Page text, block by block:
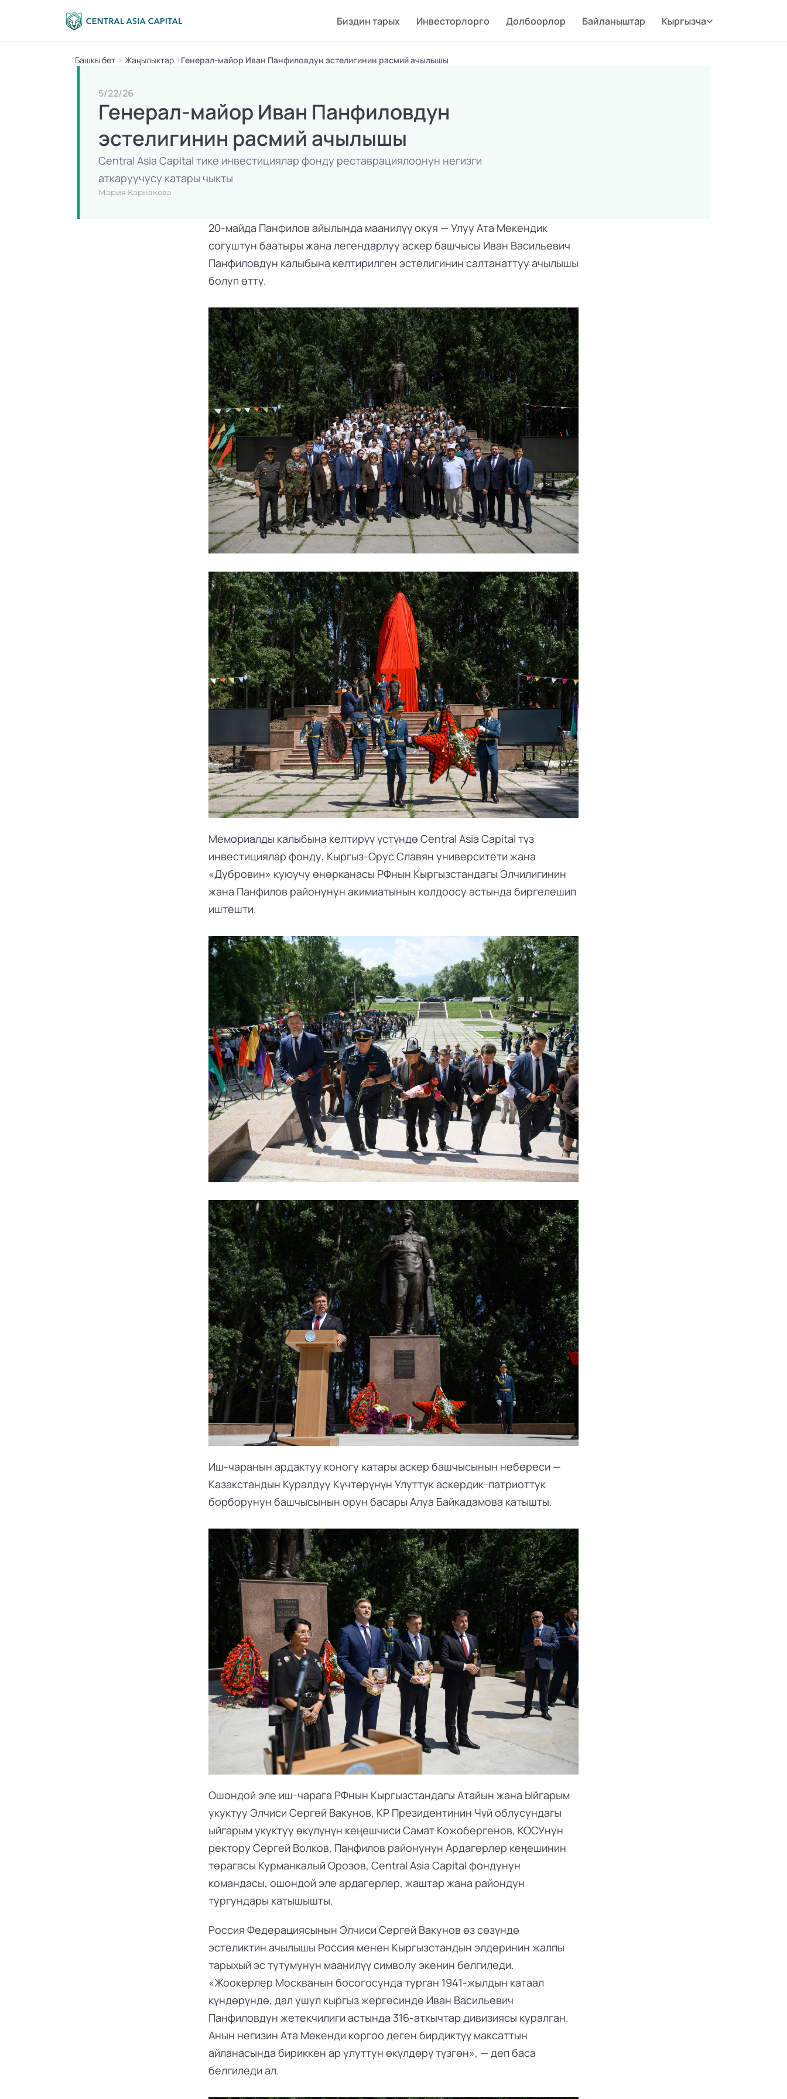
Биздин тарых Инвесторлорго Долбоорлор Байланыштар Кыргызча
Башкы бет Жаңылыктар Генерал-майор Иван Панфиловдун эстелигинин расмий ачылышы
5/22/26
Генерал-майор Иван Панфиловдун
эстелигинин расмий ачылышы
Central Asia Capital тике инвестициялар фонду реставрациялоонун негизги
аткаруучусу катары чыкты
Мария Карнакова
20-майда Панфилов айылында маанилүү окуя — Улуу Ата Мекендик
согуштун баатыры жана легендарлуу аскер башчысы Иван Васильевич
Панфиловдун калыбына келтирилген эстелигинин салтанаттуу ачылышы
болуп өттү.
Мемориалды калыбына келтирүү үстүндө Central Asia Capital түз
инвестициялар фонду, Кыргыз-Орус Славян университети жана
«Дубровин» куюучу өнөрканасы РФнын Кыргызстандагы Элчилигинин
жана Панфилов районунун акимиатынын колдоосу астында биргелешип
иштешти.
Иш-чаранын ардактуу коногу катары аскер башчысынын небереси —
Казакстандын Куралдуу Күчтөрүнүн Улуттук аскердик-патриоттук
борборунун башчысынын орун басары Алуа Байкадамова катышты.
Ошондой эле иш-чарага РФнын Кыргызстандагы Атайын жана Ыйгарым
укуктуу Элчиси Сергей Вакунов, КР Президентинин Чүй облусундагы
ыйгарым укуктуу өкүлүнүн кеңешчиси Самат Кожобергенов, КОСУнун
ректору Сергей Волков, Панфилов районунун Ардагерлер кеңешинин
төрагасы Курманкалый Орозов, Central Asia Capital фондунун
командасы, ошондой эле ардагерлер, жаштар жана райондун
тургундары катышышты.
Россия Федерациясынын Элчиси Сергей Вакунов өз сөзүндө
эстеликтин ачылышы Россия менен Кыргызстандын элдеринин жалпы
тарыхый эс тутумунун маанилүү символу экенин белгиледи.
«Жоокерлер Москванын босогосунда турган 1941-жылдын катаал
күндөрүндө, дал ушул кыргыз жергесинде Иван Васильевич
Панфиловдун жетекчилиги астында 316-аткычтар дивизиясы куралган.
Анын негизин Ата Мекенди коргоо деген бирдиктүү максаттын
айланасында бириккен ар улуттун өкүлдөрү түзгөн», — деп баса
белгиледи ал.